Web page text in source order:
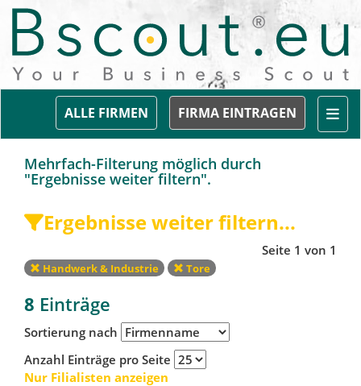
FIRMA EINTRAGEN
ALLE FIRMEN
Mehrfach-Filterung möglich durch
"Ergebnisse weiter filtern".
Ergebnisse weiter filtern...
Seite 1 von 1
Handwerk & Industrie Tore
8 Einträge
Sortierung nach
Anzahl Einträge pro Seite
Nur Filialisten anzeigen